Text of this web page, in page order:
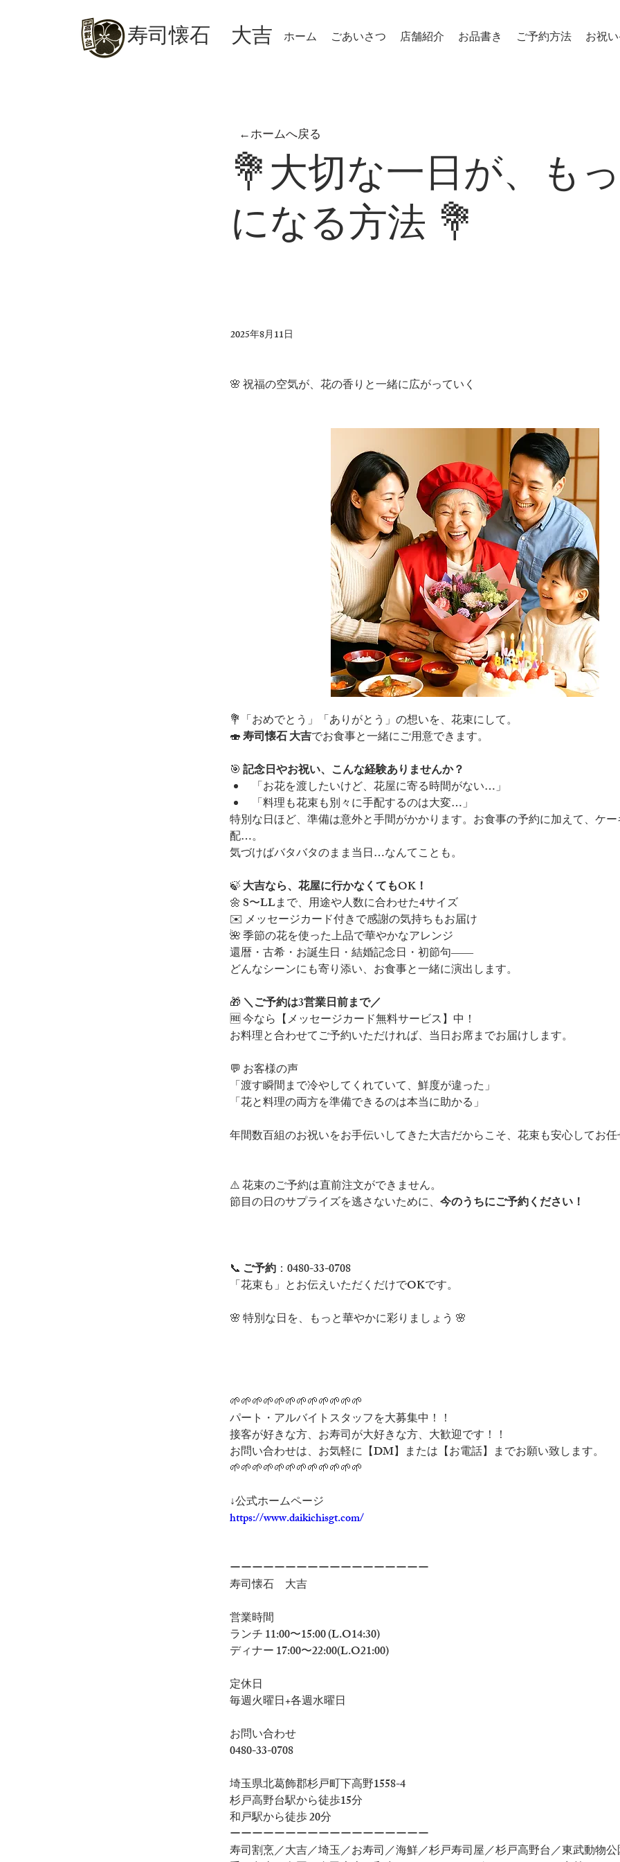
​寿司懐石 大吉 ​杉戸高野台 寿司割烹・懐石料理「寿司割烹 大吉」
ホーム ごあいさつ 店舗紹介 お品書き ご予約方法 お祝
←ホームへ戻る
💐大切な一日が、も
になる方法 💐
2025年8月11日
🌸 祝福の空気が、花の香りと一緒に広がっていく
💐「おめでとう」「ありがとう」の想いを、花束にして。
🍣 寿司懐石 大吉でお食事と一緒にご用意できます。
🎯 記念日やお祝い、こんな経験ありませんか？
「お花を渡したいけど、花屋に寄る時間がない…」
「料理も花束も別々に手配するのは大変…」
特別な日ほど、準備は意外と手間がかかります。お食事の予約に加えて、ケ
配…。
気づけばバタバタのまま当日…なんてことも。
🍃 大吉なら、花屋に行かなくてもOK！
🌼 S〜LLまで、用途や人数に合わせた4サイズ
✉️ メッセージカード付きで感謝の気持ちもお届け
🌺 季節の花を使った上品で華やかなアレンジ
還暦・古希・お誕生日・結婚記念日・初節句――
どんなシーンにも寄り添い、お食事と一緒に演出します。
🎁 ＼ご予約は3営業日前まで／
🆓 今なら【メッセージカード無料サービス】中！
お料理と合わせてご予約いただければ、当日お席までお届けします。
💬 お客様の声
「渡す瞬間まで冷やしてくれていて、鮮度が違った」
「花と料理の両方を準備できるのは本当に助かる」
年間数百組のお祝いをお手伝いしてきた大吉だからこそ、花束も安心してお任
⚠️ 花束のご予約は直前注文ができません。
節目の日のサプライズを逃さないために、 今のうちにご予約ください！
📞 ご予約 ：0480-33-0708
「花束も」とお伝えいただくだけでOKです。
🌸 特別な日を、もっと華やかに彩りましょう 🌸
🌱🌱🌱🌱🌱🌱🌱🌱🌱🌱🌱🌱
パート・アルバイトスタッフを大募集中！！
接客が好きな方、お寿司が大好きな方、大歓迎です！！
お問い合わせは、お気軽に【DM】または【お電話】までお願い致します。
🌱🌱🌱🌱🌱🌱🌱🌱🌱🌱🌱🌱
↓公式ホームページ
https://www.daikichisgt.com/
ーーーーーーーーーーーーーーーーーー
寿司懐石　大吉
営業時間
ランチ 11:00〜15:00 (L.O14:30)
ディナー 17:00〜22:00(L.O21:00)
定休日
毎週火曜日+各週水曜日
お問い合わせ
0480-33-0708
埼玉県北葛飾郡杉戸町下高野1558-4
杉戸高野台駅から徒歩15分
和戸駅から徒歩 20分
ーーーーーーーーーーーーーーーーーー
寿司割烹／大吉／埼玉／お寿司／海鮮／杉戸寿司屋／杉戸高野台／東武動物